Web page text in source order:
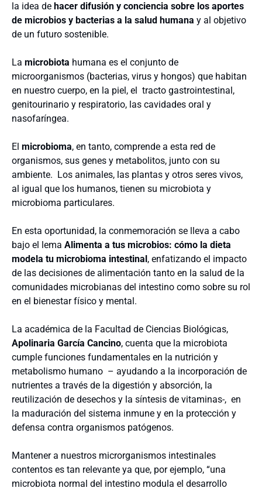
la idea de hacer difusión y conciencia sobre los aportes
de microbios y bacterias a la salud humana y al objetivo
de un futuro sostenible.
La microbiota humana es el conjunto de
microorganismos (bacterias, virus y hongos) que habitan
en nuestro cuerpo, en la piel, el tracto gastrointestinal,
genitourinario y respiratorio, las cavidades oral y
nasofaríngea.
El microbioma, en tanto, comprende a esta red de
organismos, sus genes y metabolitos, junto con su
ambiente. Los animales, las plantas y otros seres vivos,
al igual que los humanos, tienen su microbiota y
microbioma particulares.
En esta oportunidad, la conmemoración se lleva a cabo
bajo el lema Alimenta a tus microbios: cómo la dieta
modela tu microbioma intestinal, enfatizando el impacto
de las decisiones de alimentación tanto en la salud de la
comunidades microbianas del intestino como sobre su rol
en el bienestar físico y mental.
La académica de la Facultad de Ciencias Biológicas,
Apolinaria García Cancino, cuenta que la microbiota
cumple funciones fundamentales en la nutrición y
metabolismo humano – ayudando a la incorporación de
nutrientes a través de la digestión y absorción, la
reutilización de desechos y la síntesis de vitaminas-, en
la maduración del sistema inmune y en la protección y
defensa contra organismos patógenos.
Mantener a nuestros microrganismos intestinales
contentos es tan relevante ya que, por ejemplo, “una
microbiota normal del intestino modula el desarrollo